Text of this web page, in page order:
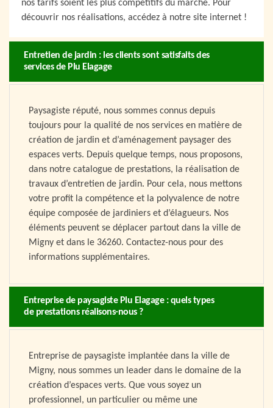
nos tarifs soient les plus compétitifs du marché. Pour
découvrir nos réalisations, accédez à notre site internet !
Entretien de jardin : les clients sont satisfaits des
services de Plu Elagage
Paysagiste réputé, nous sommes connus depuis
toujours pour la qualité de nos services en matière de
création de jardin et d’aménagement paysager des
espaces verts. Depuis quelque temps, nous proposons,
dans notre catalogue de prestations, la réalisation de
travaux d’entretien de jardin. Pour cela, nous mettons
votre profit la compétence et la polyvalence de notre
équipe composée de jardiniers et d’élagueurs. Nos
éléments peuvent se déplacer partout dans la ville de
Migny et dans le 36260. Contactez-nous pour des
informations supplémentaires.
Entreprise de paysagiste Plu Elagage : quels types
de prestations réalisons-nous ?
Entreprise de paysagiste implantée dans la ville de
Migny, nous sommes un leader dans le domaine de la
création d’espaces verts. Que vous soyez un
professionnel, un particulier ou même une